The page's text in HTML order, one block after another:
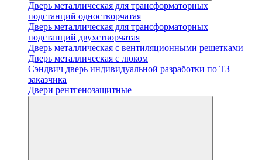
Дверь металлическая для трансформаторных
подстанций одностворчатая
Дверь металлическая для трансформаторных
подстанций двухстворчатая
Дверь металлическая с вентиляционными решетками
Дверь металлическая с люком
Cэндвич дверь индивидуальной разработки по ТЗ
заказчика
Двери рентгенозащитные